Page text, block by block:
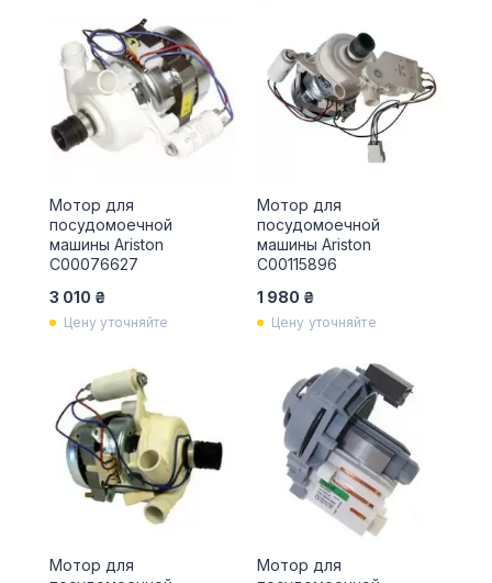
Мотор для
посудомоечной
машины Ariston
C00076627
3 010 ₴
Цену уточняйте
Мотор для
посудомоечной
машины Ariston
C00115896
1 980 ₴
Цену уточняйте
Мотор для
Мотор для